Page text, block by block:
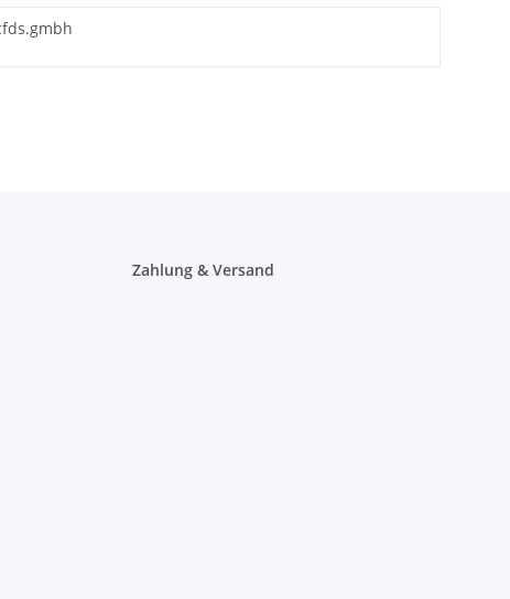
Zahlung & Versand